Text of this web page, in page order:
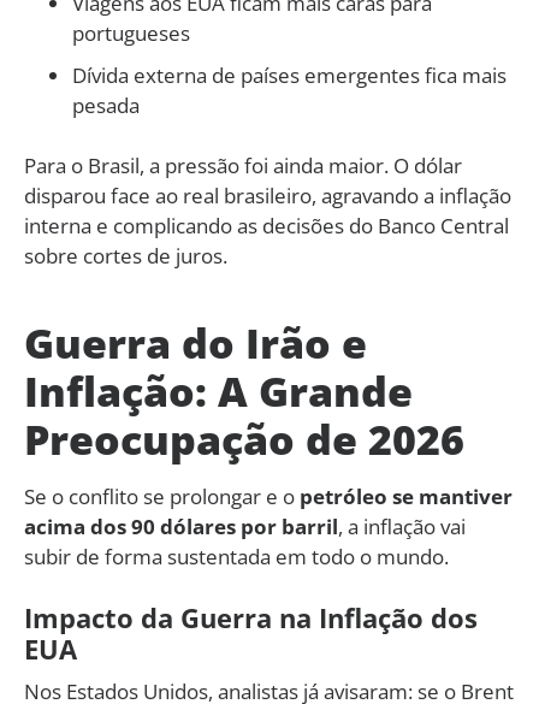
portugueses
Dívida externa de países emergentes fica mais
pesada
Para o Brasil, a pressão foi ainda maior. O dólar
disparou face ao real brasileiro, agravando a inflação
interna e complicando as decisões do Banco Central
sobre cortes de juros.
Guerra do Irão e
Inflação: A Grande
Preocupação de 2026
Se o conflito se prolongar e o petróleo se mantiver
acima dos 90 dólares por barril, a inflação vai
subir de forma sustentada em todo o mundo.
Impacto da Guerra na Inflação dos
EUA
Nos Estados Unidos, analistas já avisaram: se o Brent